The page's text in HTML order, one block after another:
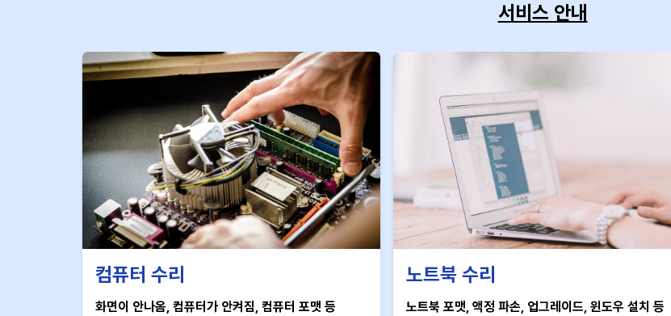
서비스 안내
컴퓨터 수리
화면이 안나옴, 컴퓨터가 안켜짐, 컴퓨터 포맷 등
노트북 수리
노트북 포맷, 액정 파손, 업그레이드, 윈도우 설치 등